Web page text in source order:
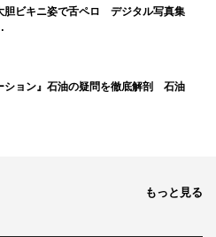
胆ビキニ姿で舌ペロ デジタル写真集
ション』石油の疑問を徹底解剖 石油
もっと見る